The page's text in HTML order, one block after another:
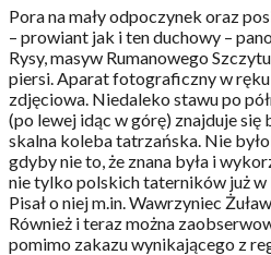
Pora na mały odpoczynek oraz
– prowiant jak i ten duchowy –
Rysy, masyw Rumanowego
piersi. Aparat fotograficzny w
zdjęciowa. Niedaleko stawu po
(po lewej idąc w górę) znajduje
skalna koleba tatrzańska. Nie
gdyby nie to, że znana była i
nie tylko polskich taterników już
Pisał o niej m.in. Wawrzyniec
Również i teraz można
pomimo zakazu wynikającego z